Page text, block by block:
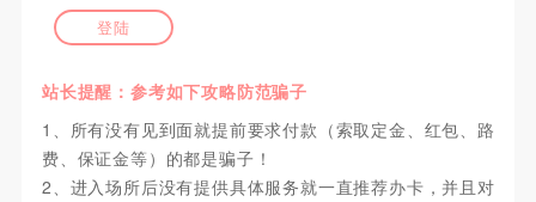
登陆
站长提醒：参考如下攻略防范骗子
1、所有没有见到面就提前要求付款（索取定金、红包、路
费、保证金等）的都是骗子！
2、进入场所后没有提供具体服务就一直推荐办卡，并且对